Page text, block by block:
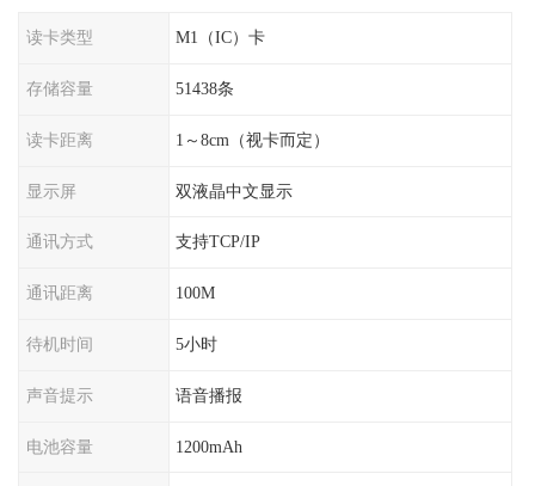
读卡类型 M1（IC）卡
存储容量 51438条
读卡距离 1～8cm（视卡而定）
显示屏 双液晶中文显示
通讯方式 支持TCP/IP
通讯距离 100M
待机时间 5小时
声音提示 语音播报
电池容量 1200mAh